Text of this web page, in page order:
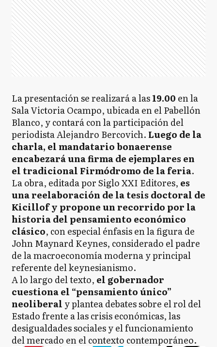
La presentación se realizará a las19.00 en la
Sala Victoria Ocampo, ubicada en el Pabellón
Blanco, y contará con la participación del
periodista Alejandro Bercovich. Luego de la
charla, el mandatario bonaerense
encabezará una firma de ejemplares en
el tradicional Firmódromo de la feria.
La obra, editada por Siglo XXI Editores, es
una reelaboración de la tesis doctoral de
Kicillof y propone un recorrido por la
historia del pensamiento económico
clásico, con especial énfasis en la figura de
John Maynard Keynes, considerado el padre
de la macroeconomía moderna y principal
referente del keynesianismo.
A lo largo del texto, el gobernador
cuestiona el “pensamiento único”
neoliberal y plantea debates sobre el rol del
Estado frente a las crisis económicas, las
desigualdades sociales y el funcionamiento
del mercado en el contexto contemporáneo.